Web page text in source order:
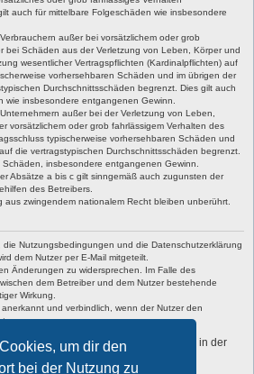
um dir den
bei der Nutzung zu
auch für mittelbare Folgeschäden wie insbesondere
außer bei vorsätzlichem oder grob
bei Schäden aus der Verletzung von Leben, Körper und
wesentlicher Vertragspflichten (Kardinalpflichten) auf
vorhersehbaren Schäden und im übrigen der
Durchschnittsschäden begrenzt. Dies gilt auch
wie insbesondere entgangenen Gewinn.
außer bei der Verletzung von Leben,
vorsätzlichem oder grob fahrlässigem Verhalten des
typischerweise vorhersehbaren Schäden und
die vertragstypischen Durchschnittsschäden begrenzt.
insbesondere entgangenen Gewinn.
Absätze a bis c gilt sinngemäß auch zugunsten der
des Betreibers.
aus zwingendem nationalem Recht bleiben unberührt.
die Nutzungsbedingungen und die Datenschutzerklärung
dem Nutzer per E-Mail mitgeteilt.
Änderungen zu widersprechen. Im Falle des
dem Betreiber und dem Nutzer bestehende
Wirkung.
und verbindlich, wenn der Nutzer den
mit deinen persönlichen Daten sind in der